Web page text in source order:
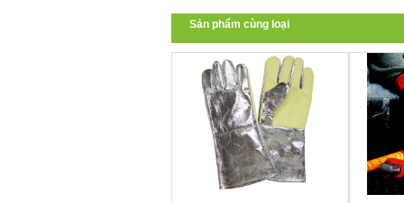
Sản phẩm cùng loại